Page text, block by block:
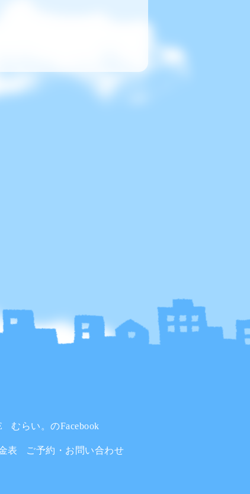
むらい。のFacebook
表 ご予約・お問い合わせ